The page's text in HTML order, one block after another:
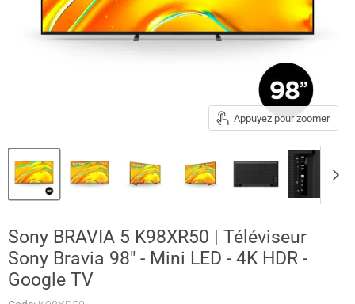
Appuyez pour zoomer
Sony BRAVIA 5 K98XR50 | Téléviseur
Sony Bravia 98" - Mini LED - 4K HDR -
Google TV